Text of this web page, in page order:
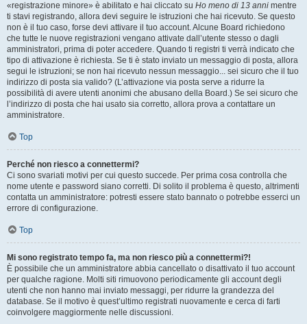
«registrazione minore» è abilitato e hai cliccato su Ho meno di 13 anni mentre
ti stavi registrando, allora devi seguire le istruzioni che hai ricevuto. Se questo
non è il tuo caso, forse devi attivare il tuo account. Alcune Board richiedono
che tutte le nuove registrazioni vengano attivate dall’utente stesso o dagli
amministratori, prima di poter accedere. Quando ti registri ti verrà indicato che
tipo di attivazione è richiesta. Se ti è stato inviato un messaggio di posta, allora
segui le istruzioni; se non hai ricevuto nessun messaggio... sei sicuro che il tuo
indirizzo di posta sia valido? (L’attivazione via posta serve a ridurre la
possibilità di avere utenti anonimi che abusano della Board.) Se sei sicuro che
l’indirizzo di posta che hai usato sia corretto, allora prova a contattare un
amministratore.
Top
Perché non riesco a connettermi?
Ci sono svariati motivi per cui questo succede. Per prima cosa controlla che
nome utente e password siano corretti. Di solito il problema è questo, altrimenti
contatta un amministratore: potresti essere stato bannato o potrebbe esserci un
errore di configurazione.
Top
Mi sono registrato tempo fa, ma non riesco più a connettermi?!
È possibile che un amministratore abbia cancellato o disattivato il tuo account
per qualche ragione. Molti siti rimuovono periodicamente gli account degli
utenti che non hanno mai inviato messaggi, per ridurre la grandezza del
database. Se il motivo è quest’ultimo registrati nuovamente e cerca di farti
coinvolgere maggiormente nelle discussioni.